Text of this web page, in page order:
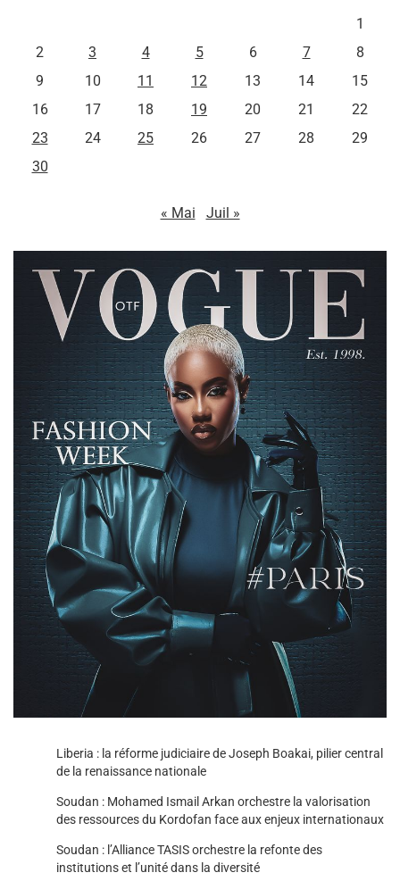
1
2
3 4 5 6 7
8
9
10 11 12 13 14
15
16
17 18 19 20 21
22
23
24 25 26 27 28
29
30
« Mai Juil »
Liberia : la réforme judiciaire de Joseph Boakai, pilier central
de la renaissance nationale
Soudan : Mohamed Ismail Arkan orchestre la valorisation
des ressources du Kordofan face aux enjeux internationaux
Soudan : l’Alliance TASIS orchestre la refonte des
institutions et l’unité dans la diversité